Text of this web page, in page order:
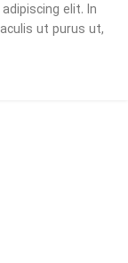
elit. In
ut purus ut,